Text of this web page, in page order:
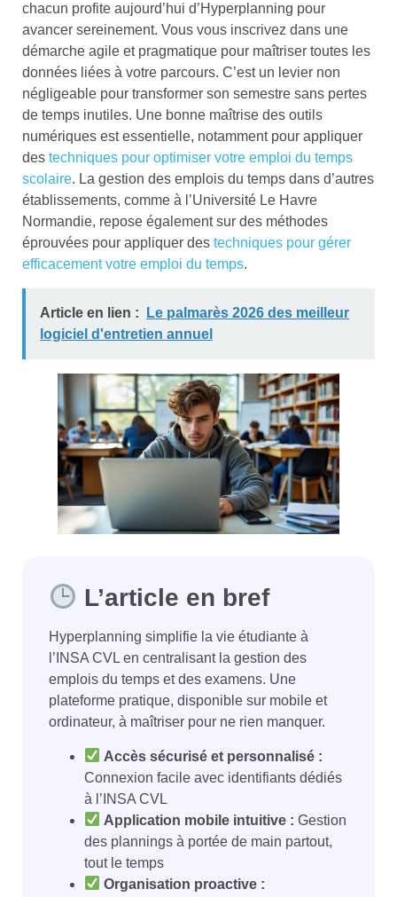
chacun profite aujourd’hui d’Hyperplanning pour
avancer sereinement. Vous vous inscrivez dans une
démarche agile et pragmatique pour maîtriser toutes les
données liées à votre parcours. C’est un levier non
négligeable pour transformer son semestre sans pertes
de temps inutiles. Une bonne maîtrise des outils
numériques est essentielle, notamment pour appliquer
des techniques pour optimiser votre emploi du temps
scolaire. La gestion des emplois du temps dans d’autres
établissements, comme à l’Université Le Havre
Normandie, repose également sur des méthodes
éprouvées pour appliquer des techniques pour gérer
efficacement votre emploi du temps.
Article en lien :
Le palmarès 2026 des meilleur
logiciel d'entretien annuel
L’article en bref
Hyperplanning simplifie la vie étudiante à
l’INSA CVL en centralisant la gestion des
emplois du temps et des examens. Une
plateforme pratique, disponible sur mobile et
ordinateur, à maîtriser pour ne rien manquer.
Accès sécurisé et personnalisé :
Connexion facile avec identifiants dédiés
à l’INSA CVL
Application mobile intuitive : Gestion
des plannings à portée de main partout,
tout le temps
Organisation proactive :